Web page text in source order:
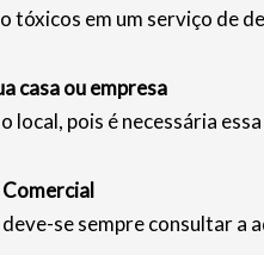
tóxicos em um serviço de
casa ou empresa
local, pois é necessária
se sempre consultar